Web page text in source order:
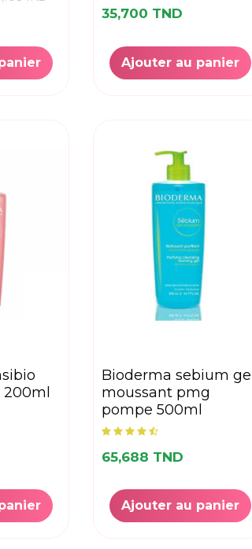
35,700 TND
Ajouter au panier
bioderma sebium gel
moussant pmg
pompe 500ml
65,688 TND
Ajouter au panier